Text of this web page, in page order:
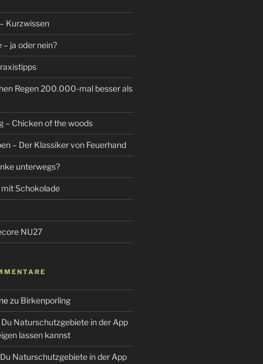
Kurzwissen
ja oder nein?
Regen 200.000-mal besser als
– Chicken of the woods
– Der Klassiker von Feuerhand
unterwegs?
Schokolade
NU27
zu Birkenporling
Naturschutzgebiete in der App
lassen kannst
Naturschutzgebiete in der App